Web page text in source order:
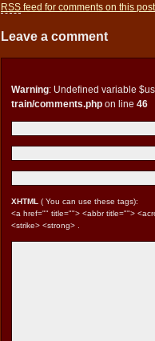
RSS feed for comments on this
Leave a comment
Warning: Undefined variable
train/comments.php on line 46
XHTML ( You can use these tags):
<a href="" title=""> <abbr title="">
<strike> <strong> .